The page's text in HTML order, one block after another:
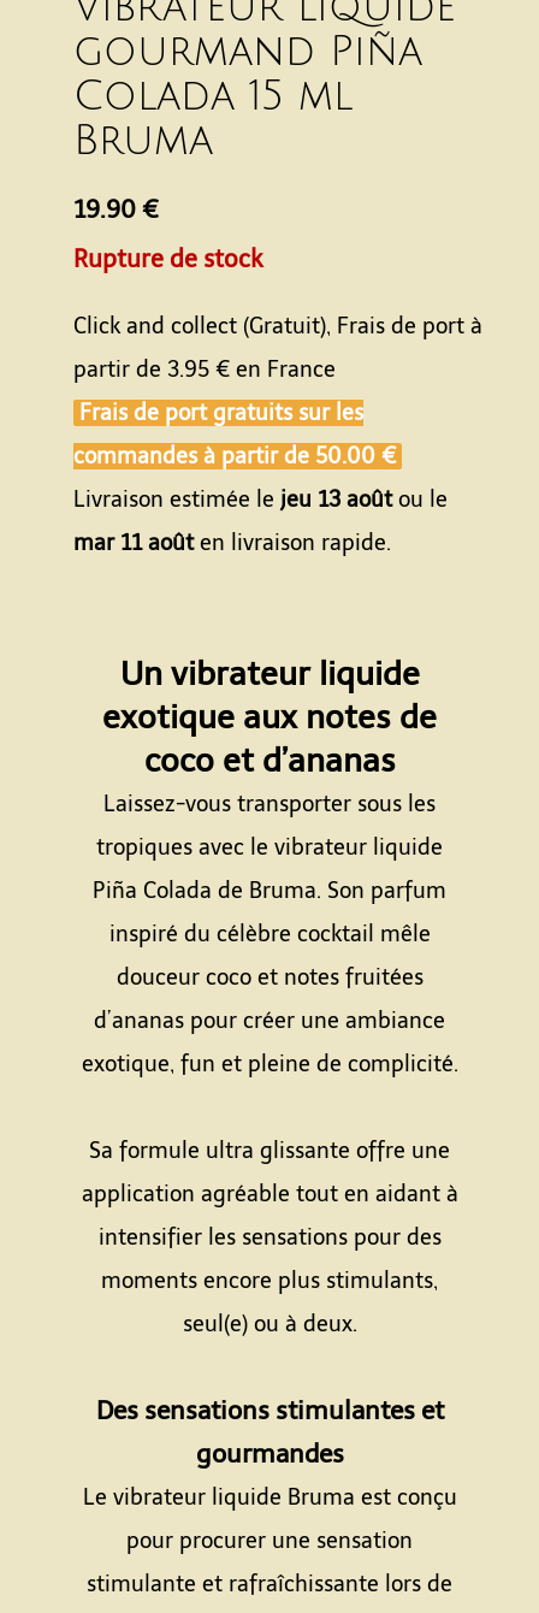
gourmand Piña
Colada 15 ml
Bruma
19.90 €
Rupture de stock
Click and collect (Gratuit), Frais de port à
partir de 3.95 € en France
Frais de port gratuits sur les
commandes à partir de 50.00 €
Livraison estimée le jeu 13 aoûtou le
mar 11 aoûten livraison rapide.
Un vibrateur liquide
exotique aux notes de
coco et d’ananas
Laissez-vous transporter sous les
tropiques avec le vibrateur liquide
Piña Colada de Bruma. Son parfum
inspiré du célèbre cocktail mêle
douceur coco et notes fruitées
d’ananas pour créer une ambiance
exotique, fun et pleine de complicité.
Sa formule ultra glissante offre une
application agréable tout en aidant à
intensifier les sensations pour des
moments encore plus stimulants,
seul(e) ou à deux.
Des sensations stimulantes et
gourmandes
Le vibrateur liquide Bruma est conçu
pour procurer une sensation
stimulante et rafraîchissante lors de